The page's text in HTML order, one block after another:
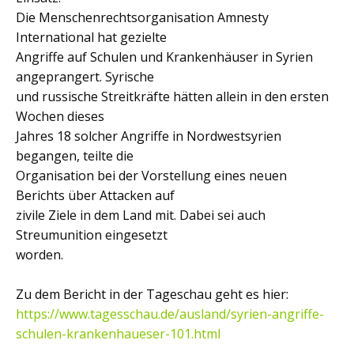
Die Menschenrechtsorganisation Amnesty
International hat gezielte
Angriffe auf Schulen und Krankenhäuser in Syrien
angeprangert. Syrische
und russische Streitkräfte hätten allein in den ersten
Wochen dieses
Jahres 18 solcher Angriffe in Nordwestsyrien
begangen, teilte die
Organisation bei der Vorstellung eines neuen
Berichts über Attacken auf
zivile Ziele in dem Land mit. Dabei sei auch
Streumunition eingesetzt
worden.
Zu dem Bericht in der Tageschau geht es hier:
https://www.tagesschau.de/ausland/syrien-angriffe-
schulen-krankenhaueser-101.html